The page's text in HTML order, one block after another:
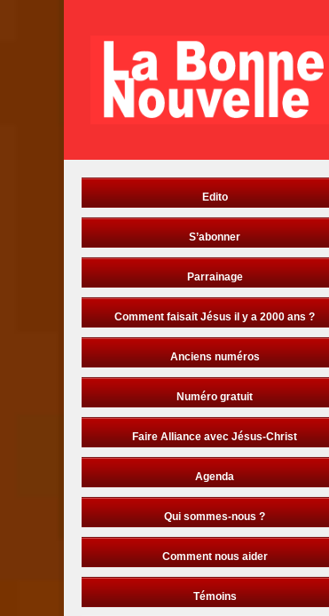
Edito
S’abonner
Parrainage
Comment faisait Jésus il y a 2000 ans ?
Anciens numéros
Numéro gratuit
Faire Alliance avec Jésus-Christ
Agenda
Qui sommes-nous ?
Comment nous aider
Témoins